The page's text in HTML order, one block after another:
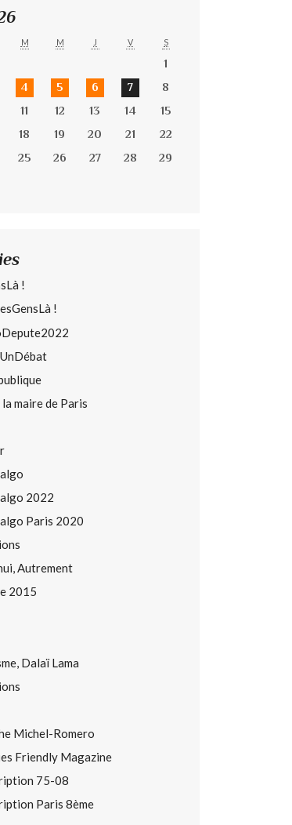
M M J V S
1
4 5 6 7
8
11 12 13 14
15
18 19 20 21
22
25 26 27 28
29
!
!
maire de Paris
2022
Paris 2020
Autrement
2015
Dalaï Lama
Michel-Romero
Friendly Magazine
75-08
Paris 8ème